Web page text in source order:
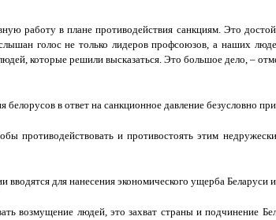
работу в плане противодействия санкциям. Это
голос не только лидеров профсоюзов, а наших
которые решили высказаться. Это большое дело, –
в ответ на санкционное давление безусловно
противодействовать и противостоять этим
для нанесения экономического ущерба Беларуси
возмущение людей, это захват страны и подчинение